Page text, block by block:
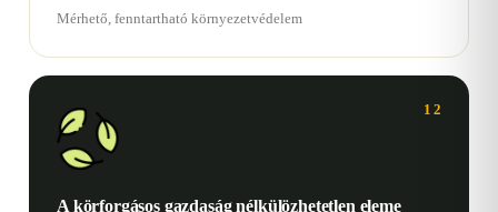
Mérhető, fenntartható környezetvédelem
12
A körforgásos gazdaság nélkülözhetetlen eleme